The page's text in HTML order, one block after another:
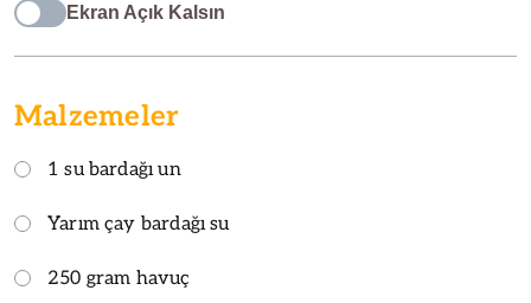
Ekran Açık Kalsın
Malzemeler
1 su bardağı un
Yarım çay bardağı su
250 gram havuç